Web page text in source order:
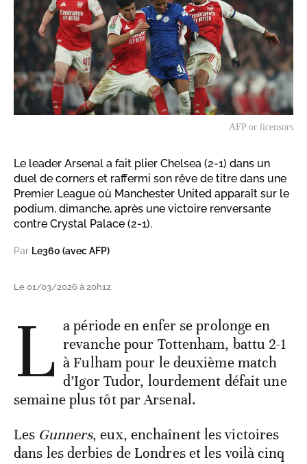
AFP or licensors
Le leader Arsenal a fait plier Chelsea (2-1) dans un
duel de corners et raffermi son rêve de titre dans une
Premier League où Manchester United apparaît sur le
podium, dimanche, après une victoire renversante
contre Crystal Palace (2-1).
Par Le360 (avec AFP)
Le 01/03/2026 à 20h12
L a période en enfer se prolonge en
revanche pour Tottenham, battu 2-1
à Fulham pour le deuxième match
d’Igor Tudor, lourdement défait une
semaine plus tôt par Arsenal.
Les Gunners, eux, enchaînent les victoires
dans les derbies de Londres et les voilà cinq